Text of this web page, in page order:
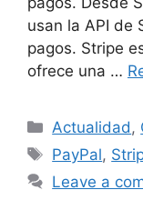
usan la API de
pagos. Stripe
ofrece una …
Categories
Actualidad ,
Tags
PayPal,
Leave a